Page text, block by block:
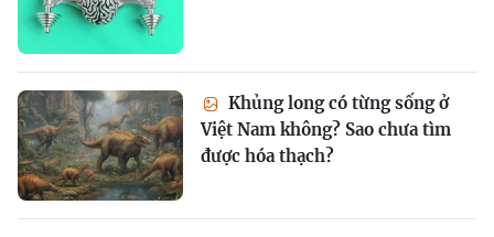
Khủng long có từng sống ở
Việt Nam không? Sao chưa tìm
được hóa thạch?